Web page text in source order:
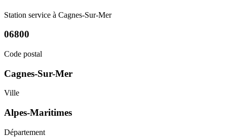
Station service à Cagnes-Sur-Mer
06800
Code postal
Cagnes-Sur-Mer
Ville
Alpes-Maritimes
Département